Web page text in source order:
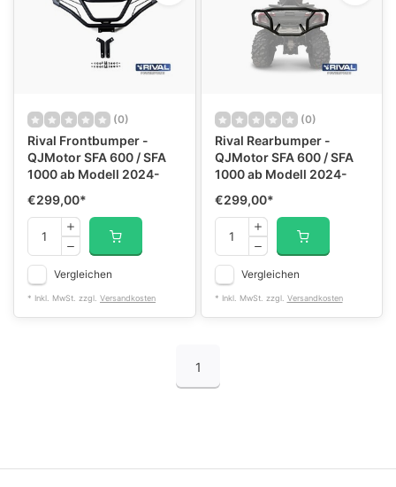
(0)
Rival Frontbumper -
QJMotor SFA 600 / SFA
1000 ab Modell 2024-
€299,00*
Vergleichen
* Inkl. MwSt. zzgl. Versandkosten
(0)
Rival Rearbumper -
QJMotor SFA 600 / SFA
1000 ab Modell 2024-
€299,00*
Vergleichen
* Inkl. MwSt. zzgl. Versandkosten
1